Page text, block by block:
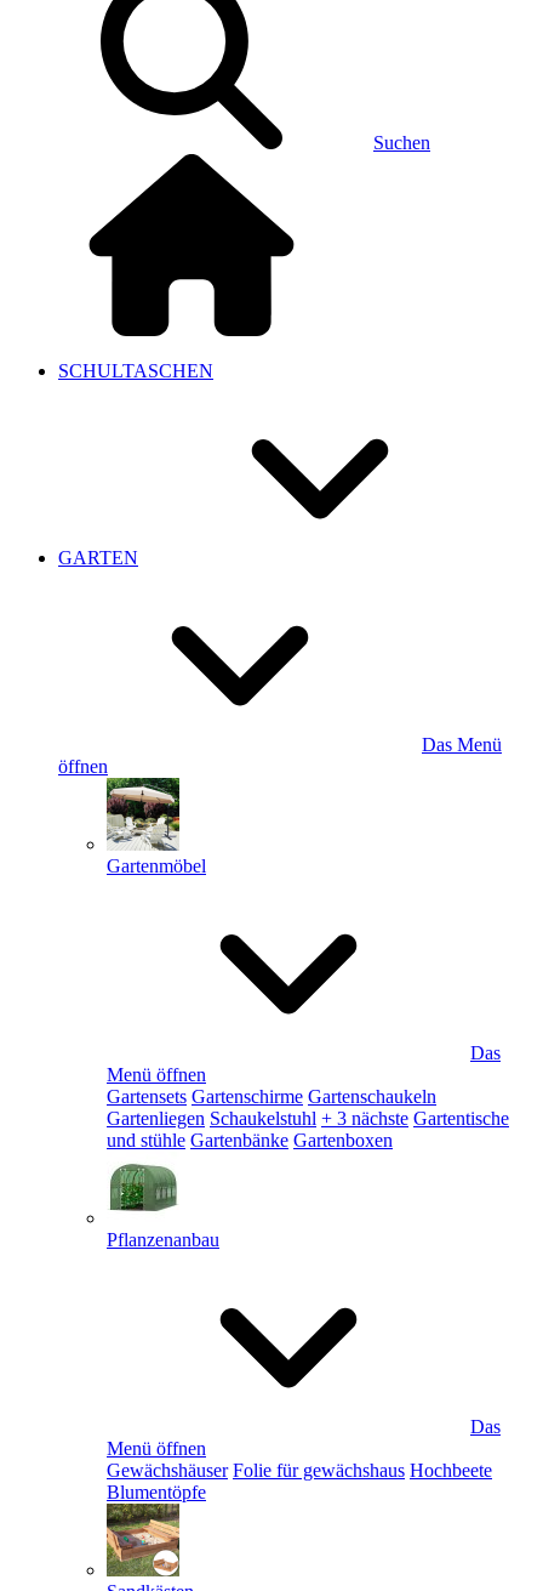
Suchen
SCHULTASCHEN
GARTEN
Das Menü
öffnen
Gartenmöbel
Das
Menü öffnen
Gartensets Gartenschirme Gartenschaukeln
Gartenliegen Schaukelstuhl + 3 nächste Gartentische
und stühle Gartenbänke Gartenboxen
Pflanzenanbau
Das
Menü öffnen
Gewächshäuser Folie für gewächshaus Hochbeete
Blumentöpfe